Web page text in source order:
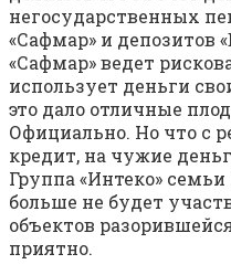
негосударственных
«Сафмар» и депозитов
«Сафмар» ведет
использует деньги
это дало отличные
Официально. Но что с
кредит, на чужие
Группа «Интеко»
больше не будет
объектов
приятно.